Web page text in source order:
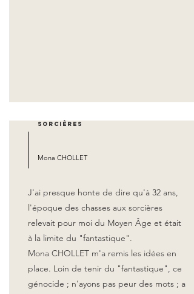
Sorcières
Mona CHOLLET
J'ai presque honte de dire qu'à 32 ans,
l'époque des chasses aux sorcières
relevait pour moi du Moyen Âge et était
à la limite du "fantastique".
Mona CHOLLET m'a remis les idées en
place. Loin de tenir du "fantastique", ce
génocide ; n'ayons pas peur des mots ; a